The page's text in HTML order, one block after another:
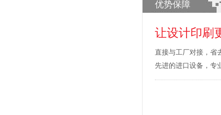
优势保障
让设计印刷
直接与工厂对接，省
先进的进口设备，专